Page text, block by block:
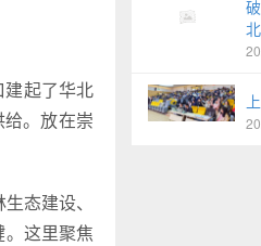
起了华北
。放在崇
态建设、
这里聚焦